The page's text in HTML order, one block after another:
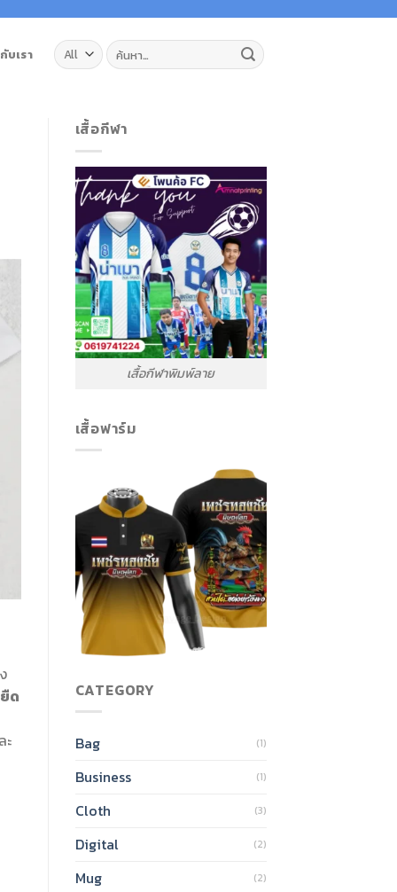
บเรา ค้นหา:
ด
ะ
เสื้อกีฬา
เสื้อกีฬาพิมพ์ลาย
เสื้อฟาร์ม
CATEGORY
Bag (1)
Business (1)
Cloth (3)
Digital (2)
Mug (2)